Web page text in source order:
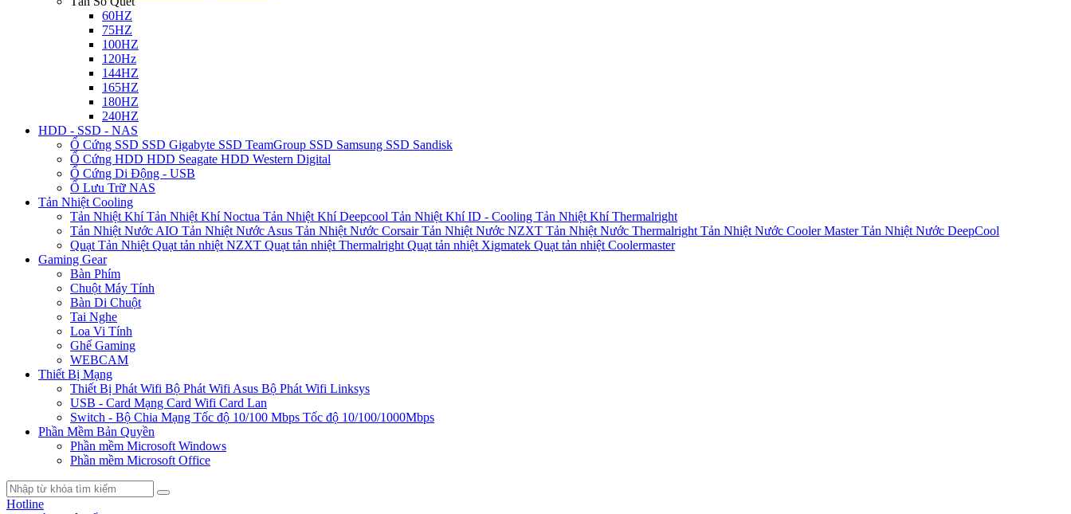
60HZ
75HZ
100HZ
120Hz
144HZ
165HZ
180HZ
240HZ
HDD - SSD - NAS
Ổ Cứng SSD SSD Gigabyte SSD TeamGroup SSD Samsung SSD Sandisk
Ổ Cứng HDD HDD Seagate HDD Western Digital
Ổ Cứng Di Động - USB
Ổ Lưu Trữ NAS
Tản Nhiệt Cooling
Tản Nhiệt KhíTản Nhiệt Khí Noctua Tản Nhiệt Khí Deepcool Tản Nhiệt Khí ID - Cooling Tản Nhiệt Khí Thermalright
Tản Nhiệt Nước AIO Tản Nhiệt Nước Asus Tản Nhiệt Nước CorsairTản Nhiệt Nước NZXT Tản Nhiệt Nước Thermalright Tản Nhiệt Nước Cooler MasterTản Nhiệt Nước DeepCool
Quạt Tản Nhiệt Quạt tản nhiệt NZXT Quạt tản nhiệt Thermalright Quạt tản nhiệt Xigmatek Quạt tản nhiệt Coolermaster
Gaming Gear
Bàn Phím
Chuột Máy Tính
Bàn Di Chuột
Tai Nghe
Loa Vi Tính
Ghế Gaming
WEBCAM
Thiết Bị Mạng
Thiết Bị Phát Wifi Bộ Phát Wifi Asus Bộ Phát Wifi Linksys
USB - Card Mạng Card Wifi Card Lan
Switch - Bộ Chia Mạng Tốc độ 10/100 Mbps Tốc độ 10/100/1000Mbps
Phần Mềm Bản Quyền
Phần mềm Microsoft Windows
Phần mềm Microsoft Office
Hotline